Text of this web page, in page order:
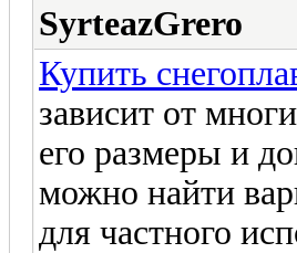
SyrteazGrero
Купить
зависит от
его размеры и
можно найти
для частного